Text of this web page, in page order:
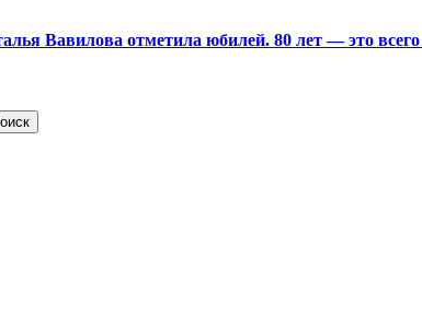
Вавилова отметила юбилей. 80 лет — это